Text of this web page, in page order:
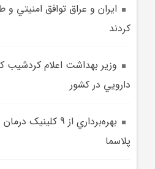
ايران و عراق توافق امنيتي
کردند
وزير بهداشت اعلام
دارويي در کشور
بهره‌برداري از 9
پلاسما